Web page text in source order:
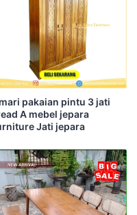
pakaian pintu 3 jati
A mebel jepara
Jati jepara